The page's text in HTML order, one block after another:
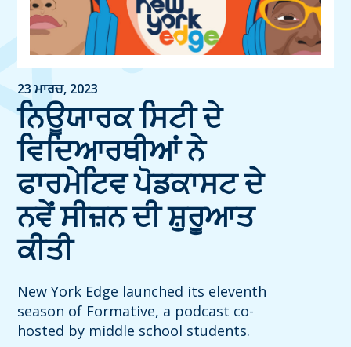
23 ਮਾਰਚ, 2023
ਨਿਊਯਾਰਕ ਸਿਟੀ ਦੇ
ਵਿਦਿਆਰਥੀਆਂ ਨੇ
ਫਾਰਮੇਟਿਵ ਪੋਡਕਾਸਟ ਦੇ
ਨਵੇਂ ਸੀਜ਼ਨ ਦੀ ਸ਼ੁਰੂਆਤ
ਕੀਤੀ
New York Edge launched its eleventh
season of Formative, a podcast co-
hosted by middle school students.